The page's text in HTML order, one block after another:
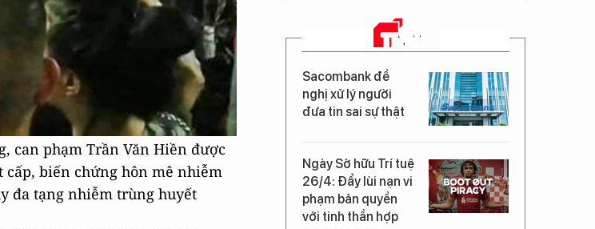
can phạm Trần Văn Hiền được
biến chứng hôn mê nhiễm
đa tạng nhiễm trùng huyết
TIN MỚI
Sacombank đề
nghị xử lý người
đưa tin sai sự thật
Ngày Sở hữu Trí tuệ
26/4: Đẩy lùi nạn vi
phạm bản quyền
với tinh thần hợp